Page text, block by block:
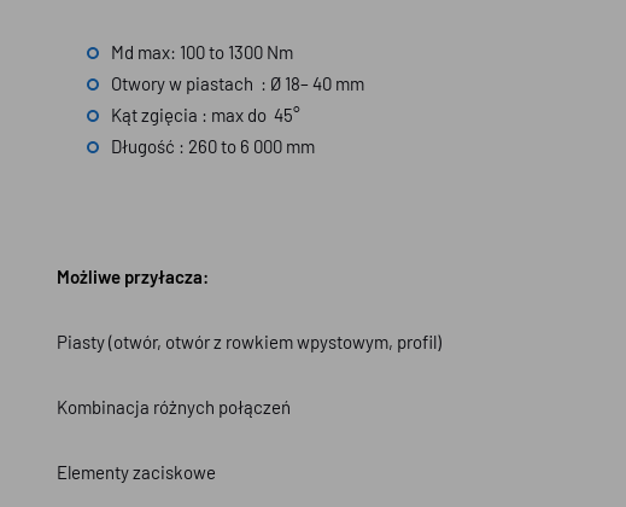
Md max: 100 to 1300 Nm
Otwory w piastach : Ø 18– 40 mm
Kąt zgięcia : max do 45°
Długość : 260 to 6 000 mm
Możliwe przyłacza:
Piasty (otwór, otwór z rowkiem wpystowym, profil)
Kombinacja różnych połączeń
Elementy zaciskowe